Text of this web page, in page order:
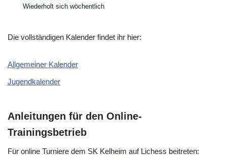
Wiederholt sich wöchentlich
Die vollständigen Kalender findet ihr hier:
Allgemeiner Kalender
Jugendkalender
Anleitungen für den Online-
Trainingsbetrieb
Für online Turniere dem SK Kelheim auf Lichess beitreten: